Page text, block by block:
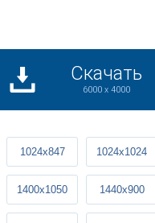
Скачать
6000 x 4000
1024x847 1024x1024
1400x1050 1440x900